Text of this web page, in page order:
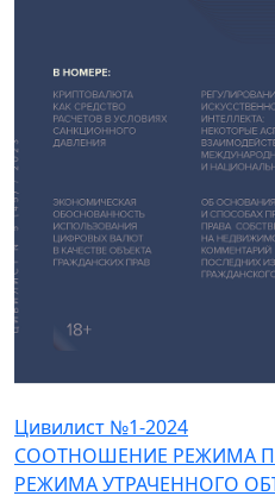
Цивилист №1-2024
СООТНОШЕНИЕ РЕЖИМА
РЕЖИМА УТРАЧЕННОГО